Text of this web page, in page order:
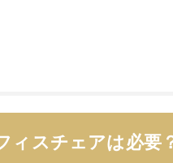
ィスチェアは必要